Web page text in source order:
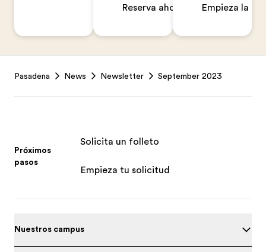
Reserva ahora Empieza la
Pasadena News Newsletter September 2023
Próximos
pasos
Solicita un folleto
Empieza tu solicitud
Nuestros campus